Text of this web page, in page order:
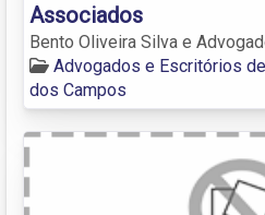
Associados
Bento Oliveira Silva e
Advogados e Escritórios
dos Campos